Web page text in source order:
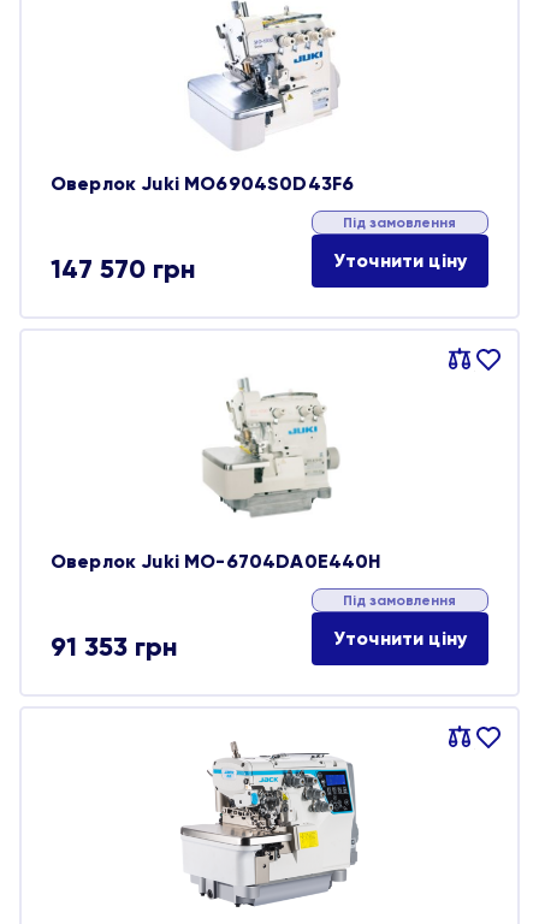
Оверлок Juki MO6904S0D43F6
147 570 грн
Під замовлення
Уточнити ціну
Порівняти
В
Оверлок Juki MO-6704DA0E440H
91 353 грн
Під замовлення
Уточнити ціну
Порівняти
В